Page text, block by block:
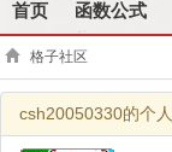
首页 函数公式
格子社区
csh20050330的个